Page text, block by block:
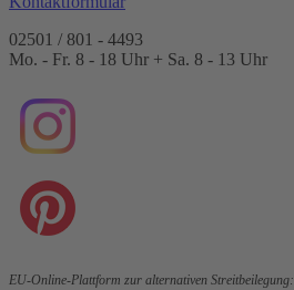
02501 / 801 - 4493
Mo. - Fr. 8 - 18 Uhr + Sa. 8 - 13 Uhr
EU-Online-Plattform zur alternativen Streitbeilegung: